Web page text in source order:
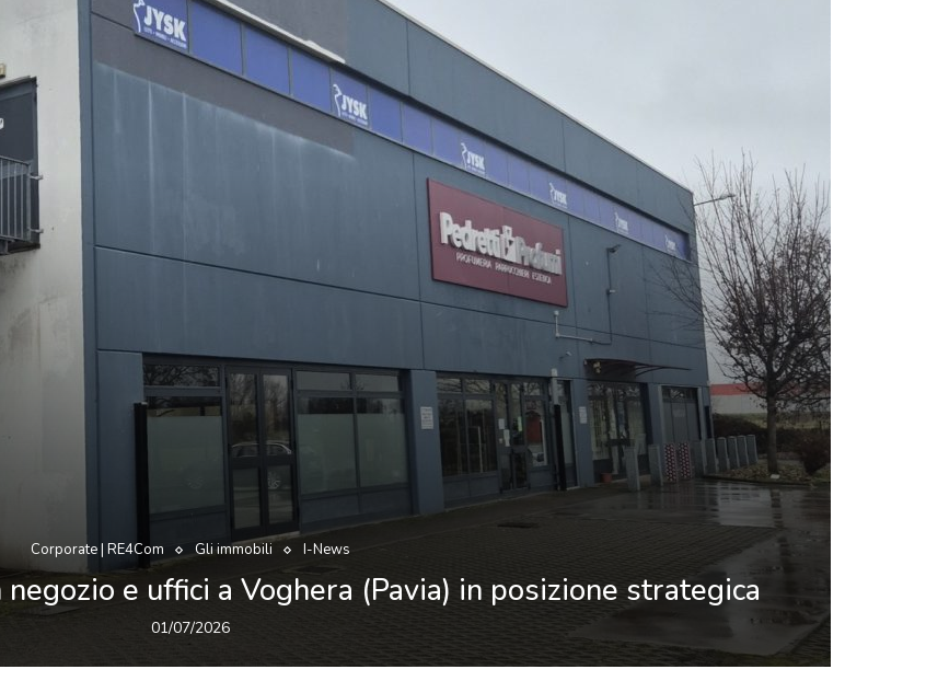
Corporate | RE4Com Gli immobili I-News
e uffici a Voghera (Pavia) in posizione strategica
01/07/2026